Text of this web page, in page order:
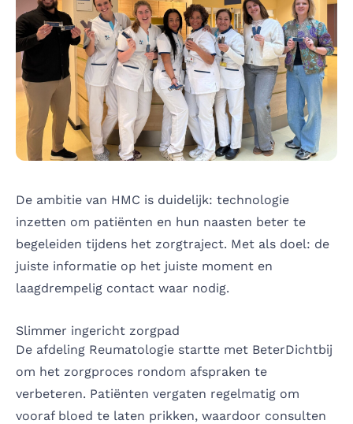
De ambitie van HMC is duidelijk: technologie
inzetten om patiënten en hun naasten beter te
begeleiden tijdens het zorgtraject. Met als doel: de
juiste informatie op het juiste moment en
laagdrempelig contact waar nodig.
Slimmer ingericht zorgpad
De afdeling Reumatologie startte met BeterDichtbij
om het zorgproces rondom afspraken te
verbeteren. Patiënten vergaten regelmatig om
vooraf bloed te laten prikken, waardoor consulten